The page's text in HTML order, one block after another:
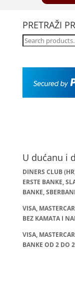
PRETRAŽI
Search
for:
U dućanu i
DINERS CLUB
ERSTE BANKE,
BANKE,
VISA,
BEZ KAMATA I
VISA,
BANKE OD 2 DO